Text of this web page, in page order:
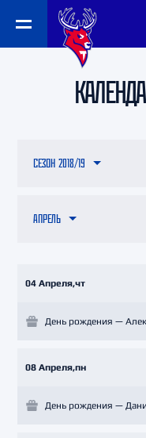
АПРЕЛЬ
СЕЗОН 2018/19
04 Апреля,чт
День рождения —
08 Апреля,пн
День рождения —